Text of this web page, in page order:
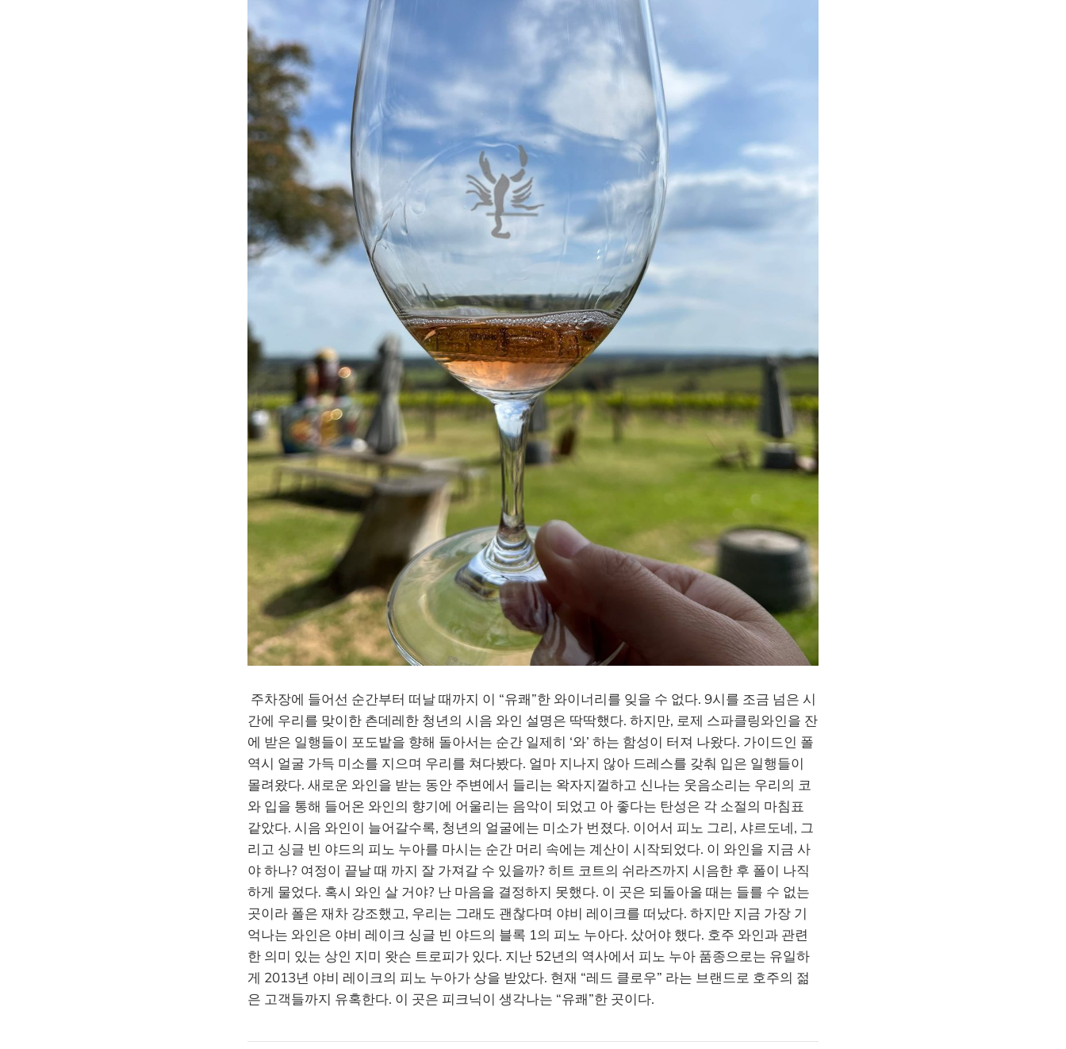
​ 주차장에 들어선 순간부터 떠날 때까지 이 “유쾌”한 와이너리를 잊을 수 없다. 9시를 조금 넘은 시
간에 우리를 맞이한 츤데레한 청년의 시음 와인 설명은 딱딱했다. 하지만, 로제 스파클링와인을 잔
에 받은 일행들이 포도밭을 향해 돌아서는 순간 일제히 ‘와’ 하는 함성이 터져 나왔다. 가이드인 폴
역시 얼굴 가득 미소를 지으며 우리를 쳐다봤다. 얼마 지나지 않아 드레스를 갖춰 입은 일행들이
몰려왔다. 새로운 와인을 받는 동안 주변에서 들리는 왁자지껄하고 신나는 웃음소리는 우리의 코
와 입을 통해 들어온 와인의 향기에 어울리는 음악이 되었고 아 좋다는 탄성은 각 소절의 마침표
같았다. 시음 와인이 늘어갈수록, 청년의 얼굴에는 미소가 번졌다. 이어서 피노 그리, 샤르도네, 그
리고 싱글 빈 야드의 피노 누아를 마시는 순간 머리 속에는 계산이 시작되었다. 이 와인을 지금 사
야 하나? 여정이 끝날 때 까지 잘 가져갈 수 있을까? 히트 코트의 쉬라즈까지 시음한 후 폴이 나직
하게 물었다. 혹시 와인 살 거야? 난 마음을 결정하지 못했다. 이 곳은 되돌아올 때는 들를 수 없는
곳이라 폴은 재차 강조했고, 우리는 그래도 괜찮다며 야비 레이크를 떠났다. 하지만 지금 가장 기
억나는 와인은 야비 레이크 싱글 빈 야드의 블록 1의 피노 누아다. 샀어야 했다. 호주 와인과 관련
한 의미 있는 상인 지미 왓슨 트로피가 있다. 지난 52년의 역사에서 피노 누아 품종으로는 유일하
게 2013년 야비 레이크의 피노 누아가 상을 받았다. 현재 “레드 클로우” 라는 브랜드로 호주의 젊
은 고객들까지 유혹한다. 이 곳은 피크닉이 생각나는 “유쾌”한 곳이다.